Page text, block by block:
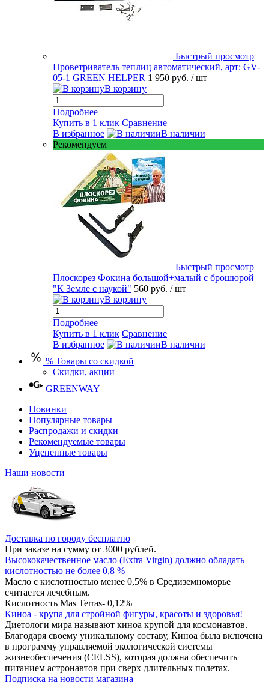
Быстрый просмотр
Проветриватель теплиц автоматический, арт: GV-
05-1 GREEN HELPER 1 950 руб. / шт
В корзину
Подробнее
Купить в 1 клик Сравнение
В избранное
В наличии
Рекомендуем
Быстрый просмотр
Плоскорез Фокина большой+малый с брошюрой
"К Земле с наукой" 560 руб. / шт
В корзину
Подробнее
Купить в 1 клик Сравнение
В избранное
В наличии
% Товары со скидкой
Скидки, акции
GREENWAY
Новинки
Популярные товары
Распродажи и скидки
Рекомендуемые товары
Уцененные товары
Наши новости
Доставка по городу бесплатно
При заказе на сумму от 3000 рублей.
Высококачественное масло (Extra Virgin) должно обладать
кислотностью не более 0,8 %
Масло с кислотностью менее 0,5% в Средиземноморье
считается лечебным.
Кислотность Mas Terras- 0,12%
Киноа - крупа для стройной фигуры, красоты и здоровья!
Диетологи мира называют киноа крупой для космонавтов.
Благодаря своему уникальному составу, Киноа была включена
в программу управляемой экологической системы
жизнеобеспечения (CELSS), которая должна обеспечить
питанием астронавтов при сверх длительных полетах.
Подписка на новости магазина